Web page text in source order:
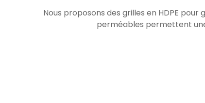
Nous proposons des grilles en HDPE
perméables permettent